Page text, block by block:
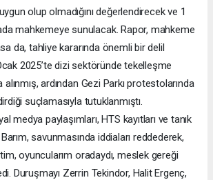
olup olmadığını değerlendirecek ve 1
mahkemeye sunulacak. Rapor, mahkeme
da, tahliye kararında önemli bir delil
2025’te dizi sektöründe tekelleşme
alınmış, ardından Gezi Parkı protestolarında
suçlamasıyla tutuklanmıştı.
medya paylaşımları, HTS kayıtları ve tanık
savunmasında iddiaları reddederek,
oyuncularım oradaydı, meslek gereği
Duruşmayı Zerrin Tekindor, Halit Ergenç,